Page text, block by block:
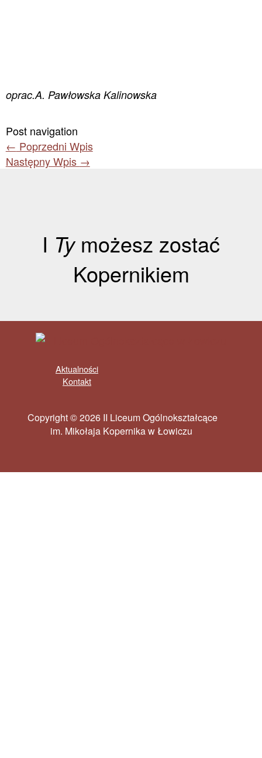
oprac.A. Pawłowska Kalinowska
Post navigation
← Poprzedni Wpis
Następny Wpis →
I Tymożesz zostać
Kopernikiem
Aktualności
Kontakt
Copyright © 2026 II Liceum Ogólnokształcące
im. Mikołaja Kopernika w Łowiczu